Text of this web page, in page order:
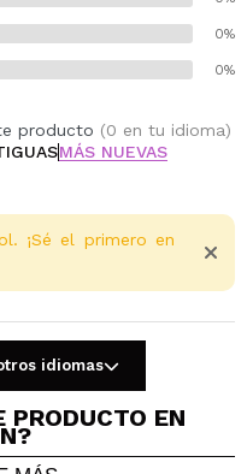
0%
0%
producto (0 en tu idioma)
MÁS NUEVAS
¡Sé el primero en
idiomas
PRODUCTO EN